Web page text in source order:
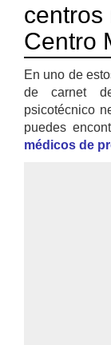
centros
Centro
En uno de
de carnet
psicotécnico
puedes
médicos de